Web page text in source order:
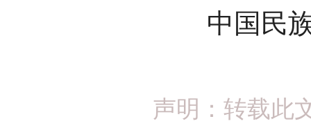
中国民
声明：转载此